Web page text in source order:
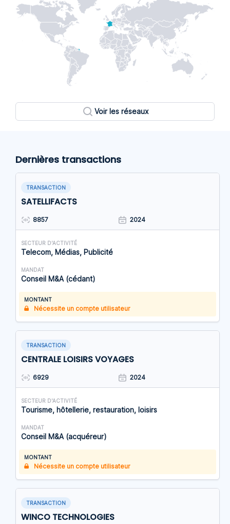
Voir les réseaux
Dernières transactions
TRANSACTION
SATELLIFACTS
8857 2024
SECTEUR D'ACTIVITÉ
Telecom, Médias, Publicité
MANDAT
Conseil M&A (cédant)
MONTANT
Nécessite un compte utilisateur
TRANSACTION
CENTRALE LOISIRS VOYAGES
6929 2024
SECTEUR D'ACTIVITÉ
Tourisme, hôtellerie, restauration, loisirs
MANDAT
Conseil M&A (acquéreur)
MONTANT
Nécessite un compte utilisateur
TRANSACTION
WINCO TECHNOLOGIES